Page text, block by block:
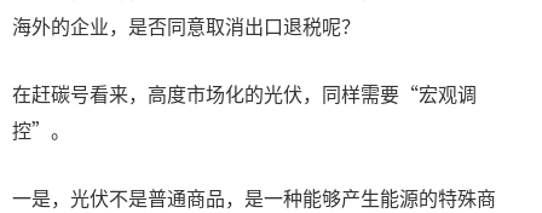
海外的企业，是否同意取消出口退税呢？
在赶碳号看来，高度市场化的光伏，同样需要“宏观调
控”。
一是，光伏不是普通商品，是一种能够产生能源的特殊商